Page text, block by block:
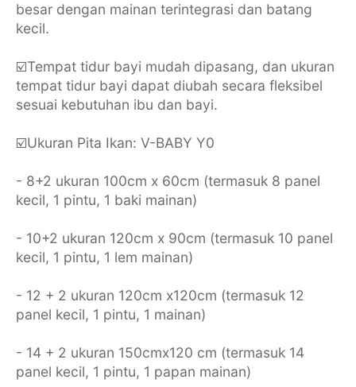
besar dengan mainan terintegrasi dan batang
kecil.
☑️Tempat tidur bayi mudah dipasang, dan ukuran
tempat tidur bayi dapat diubah secara fleksibel
sesuai kebutuhan ibu dan bayi.
☑️Ukuran Pita Ikan: V-BABY Y0
- 8+2 ukuran 100cm x 60cm (termasuk 8 panel
kecil, 1 pintu, 1 baki mainan)
- 10+2 ukuran 120cm x 90cm (termasuk 10 panel
kecil, 1 pintu, 1 lem mainan)
- 12 + 2 ukuran 120cm x120cm (termasuk 12
panel kecil, 1 pintu, 1 mainan)
- 14 + 2 ukuran 150cmx120 cm (termasuk 14
panel kecil, 1 pintu, 1 papan mainan)